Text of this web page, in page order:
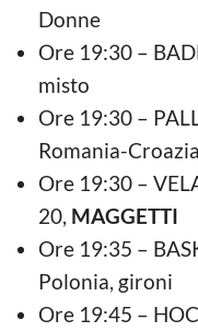
Donne
Ore 19:30 –
misto
Ore 19:30 –
Romania-
Ore 19:30 –
20, MAGGETTI
Ore 19:35 –
Polonia, gironi
Ore 19:45 –